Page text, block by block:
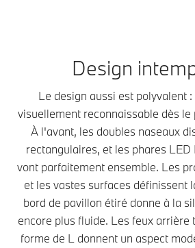
Design
Le design aussi est polyvalent :
visuellement reconnaissable dès
À l'avant, les doubles naseaux
rectangulaires, et les phares
vont parfaitement ensemble. Les
et les vastes surfaces définissent
bord de pavillon étiré donne à la
encore plus fluide. Les feux arrière
forme de L donnent un aspect